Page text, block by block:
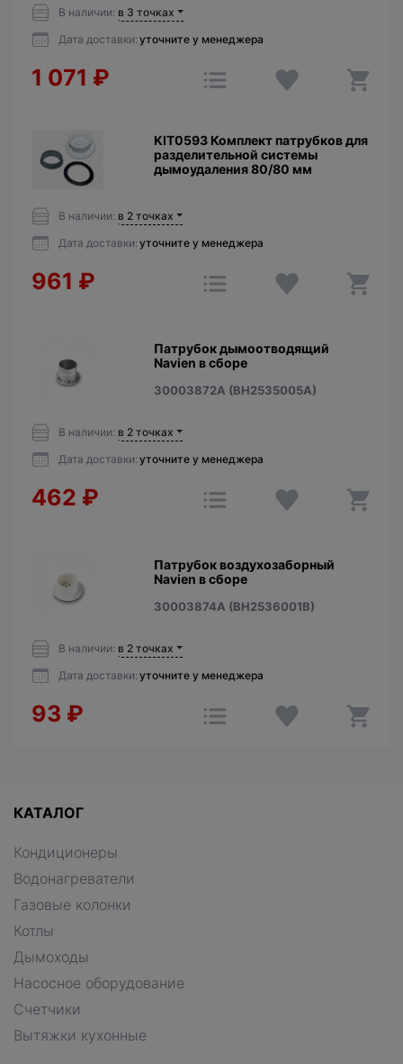
В наличии: в 3 точках
Дата доставки: уточните у менеджера
1 071 ₽
KIT0593 Комплект патрубков для
разделительной системы
дымоудаления 80/80 мм
В наличии: в 2 точках
Дата доставки: уточните у менеджера
961 ₽
Патрубок дымоотводящий
Navien в сборе
30003872A (BH2535005A)
В наличии: в 2 точках
Дата доставки: уточните у менеджера
462 ₽
Патрубок воздухозаборный
Navien в сборе
30003874A (BH2536001B)
В наличии: в 2 точках
Дата доставки: уточните у менеджера
93 ₽
КАТАЛОГ
Кондиционеры
Водонагреватели
Газовые колонки
Котлы
Дымоходы
Насосное оборудование
Счетчики
Вытяжки кухонные